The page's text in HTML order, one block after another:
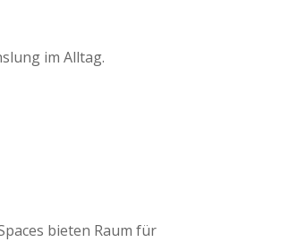
im Alltag.
bieten Raum für